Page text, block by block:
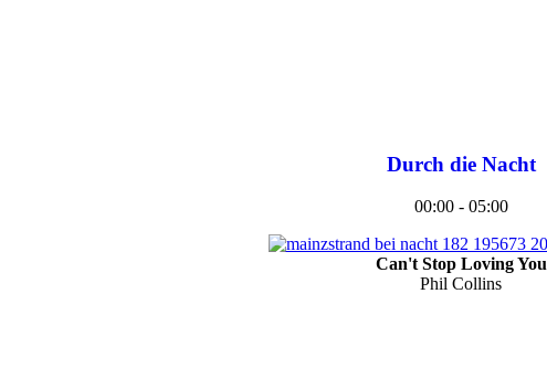
Durch die Nacht
00:00 - 05:00
Can't Stop Loving You
Phil Collins